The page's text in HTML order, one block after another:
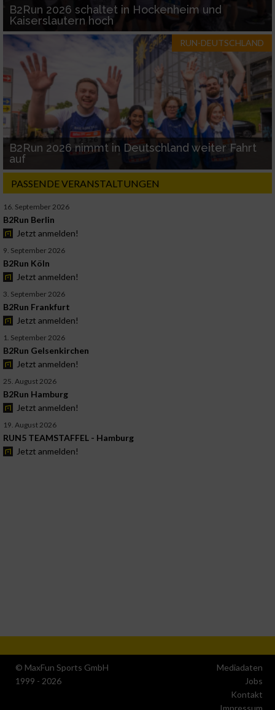
B2Run 2026 schaltet in Hockenheim und
Kaiserslautern hoch
RUN-DEUTSCHLAND
B2Run 2026 nimmt in Deutschland weiter Fahrt
auf
PASSENDE VERANSTALTUNGEN
16. September 2026
B2Run Berlin
Jetzt anmelden!
9. September 2026
B2Run Köln
Jetzt anmelden!
3. September 2026
B2Run Frankfurt
Jetzt anmelden!
1. September 2026
B2Run Gelsenkirchen
Jetzt anmelden!
25. August 2026
B2Run Hamburg
Jetzt anmelden!
19. August 2026
RUN5 TEAMSTAFFEL - Hamburg
Jetzt anmelden!
© MaxFun Sports GmbH
1999 - 2026
Mediadaten
Jobs
Kontakt